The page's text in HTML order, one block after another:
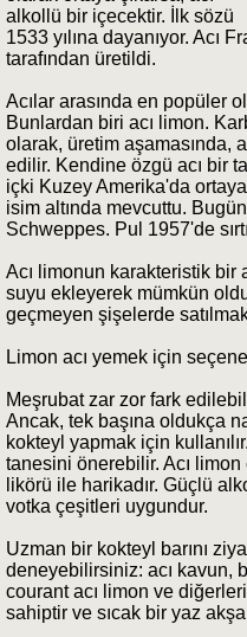
alkollü bir içecektir. İlk sözü
1533 yılına dayanıyor. Acı
tarafından üretildi.
Acılar arasında en popüler
Bunlardan biri acı limon.
olarak, üretim aşamasında,
edilir. Kendine özgü acı bir
içki Kuzey Amerika'da ortaya
isim altında mevcuttu.
Schweppes. Pul 1957'de
Acı limonun karakteristik bir
suyu ekleyerek mümkün
geçmeyen şişelerde
Limon acı yemek için
Meşrubat zar zor fark
Ancak, tek başına oldukça
kokteyl yapmak için
tanesini önerebilir. Acı
likörü ile harikadır. Güçlü
votka çeşitleri uygundur.
Uzman bir kokteyl barını
deneyebilirsiniz: acı kavun,
courant acı limon ve
sahiptir ve sıcak bir yaz